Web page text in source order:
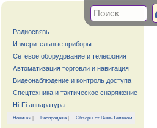
Радиосвязь
Измерительные приборы
Сетевое оборудование и телефония
Автоматизация торговли и навигация
Видеонаблюдение и контроль доступа
Спецтехника и тактическое снаряжение
Hi-Fi аппаратура
Новинки | Распродажа| Обзоры от Вива-Телеком